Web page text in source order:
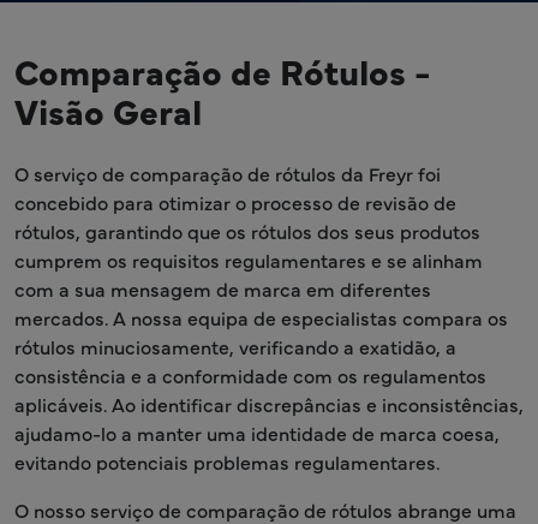
Comparação de Rótulos -
Visão Geral
O serviço de comparação de rótulos da Freyr foi
concebido para otimizar o processo de revisão de
rótulos, garantindo que os rótulos dos seus produtos
cumprem os requisitos regulamentares e se alinham
com a sua mensagem de marca em diferentes
mercados. A nossa equipa de especialistas compara os
rótulos minuciosamente, verificando a exatidão, a
consistência e a conformidade com os regulamentos
aplicáveis. Ao identificar discrepâncias e inconsistências,
ajudamo-lo a manter uma identidade de marca coesa,
evitando potenciais problemas regulamentares.
O nosso serviço de comparação de rótulos abrange uma